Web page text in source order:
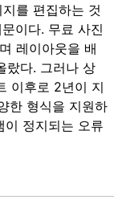
지를 편집하는 것
이다. 무료 사진
레이아웃을 배
랐다. 그러나 상
이후로 2년이 지
한 형식을 지원하
이 정지되는 오류